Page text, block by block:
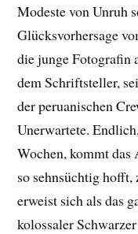
Modeste von Unruh
Glücksvorhersage
die junge Fotografin
dem Schriftsteller,
der peruanischen
Unerwartete.
Wochen, kommt das
so sehnsüchtig
erweist sich als das
kolossaler